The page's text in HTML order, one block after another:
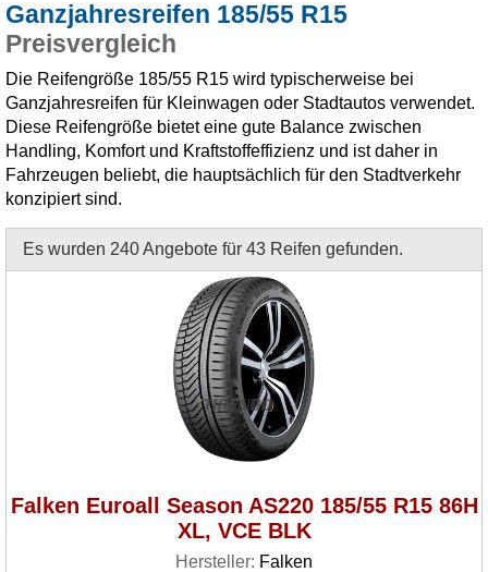
Ganzjahresreifen 185/55 R15
Preisvergleich
Die Reifengröße 185/55 R15 wird typischerweise bei
Ganzjahresreifen für Kleinwagen oder Stadtautos verwendet.
Diese Reifengröße bietet eine gute Balance zwischen
Handling, Komfort und Kraftstoffeffizienz und ist daher in
Fahrzeugen beliebt, die hauptsächlich für den Stadtverkehr
konzipiert sind.
Es wurden 240 Angebote für 43 Reifen gefunden.
Falken Euroall Season AS220 185/55 R15 86H
XL, VCE BLK
Hersteller: Falken